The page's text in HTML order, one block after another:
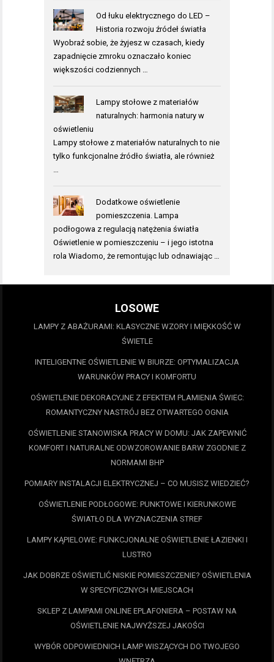
Od łuku elektrycznego do LED –
Historia rozwoju źródeł światła
Wyobraź sobie, że żyjesz w czasach, kiedy
zapadnięcie zmroku oznaczało koniec
większości codziennych …
Lampy stołowe z materiałów
naturalnych: harmonia natury w
oświetleniu
Lampy stołowe z materiałów naturalnych to nie
tylko funkcjonalne źródło światła, ale również
Dodatkowe oświetlenie
pomieszczenia. Lampa
podłogowa z regulacją natężenia światła
Oświetlenie w pomieszczeniu – i jego istotna
rola Wiadomo, że remontując lub odnawiając …
LOSOWE
LAMPY Z ABAŻURAMI: KLASYCZNE WZORY I MIĘKKOŚĆ W
ŚWIETLE
INTELIGENTNE OŚWIETLENIE W BIURZE: OPTYMALIZACJA
WARUNKÓW PRACY I KOMFORTU
OŚWIETLENIE DEKORACYJNE Z EFEKTEM PLAMIENIA ŚWIEC:
ROMANTYCZNY NASTRÓJ BEZ OTWARTEGO OGNIA
OŚWIETLENIE STANOWISKA PRACY W DOMU: JAK ZAPEWNIĆ
KOMFORT I NATURALNE ODWZOROWANIE BARW ZGODNIE Z
NORMAMI BHP
POMIARY INSTALACJI ELEKTRYCZNEJ – CO MUSISZ WIEDZIEĆ?
OŚWIETLENIE PODŁOGOWE: PUNKTOWE I KIERUNKOWE
ŚWIATŁO DLA WYZNACZENIA STREF
LAMPY KĄPIELOWE: FUNKCJONALNE OŚWIETLENIE ŁAZIENKI I
LUSTRO
JAK DOBRZE OŚWIETLIĆ NISKIE POMIESZCZENIE? OŚWIETLENIA
W SPECYFICZNYCH MIEJSCACH
SKLEP Z LAMPAMI ONLINE EPLAFONIERA – POSTAW NA
OŚWIETLENIE NAJWYŻSZEJ JAKOŚCI
WYBÓR ODPOWIEDNICH LAMP WISZĄCYCH DO TWOJEGO